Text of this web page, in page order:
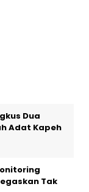
Dua
Adat Kapeh
Tak